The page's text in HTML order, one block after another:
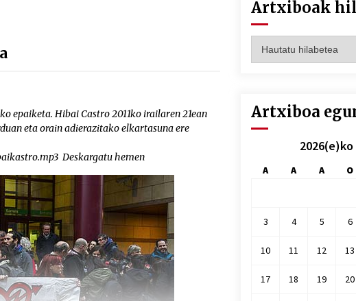
epaiketa. Hibai Castro 2011ko irailaren 21ean
eta orain adierazitako elkartasuna ere
Deskargatu hemen
Artxiboak
hilez
Artxiboa
A A A O
3 4 5 6
10 11 12 13
17 18 19 20